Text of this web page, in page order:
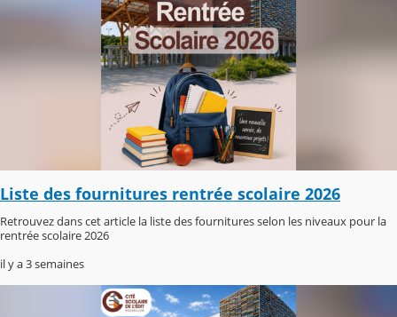
Liste des fournitures rentrée scolaire 2026
Retrouvez dans cet article la liste des fournitures selon les niveaux pour la
rentrée scolaire 2026
il y a 3 semaines